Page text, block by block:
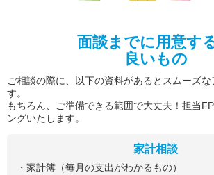
面談までに用意す
良いもの
ご相談の際に、以下の資料があるとスムーズ
す。
もちろん、ご準備できる範囲で大丈夫！担当
ングいたします。
家計相談
・家計簿（毎月の支出がわかるもの）